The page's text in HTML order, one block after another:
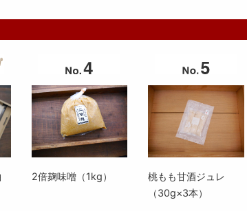
2倍麹味噌（1kg）
桃もも甘酒ジュレ
（30g×3本）